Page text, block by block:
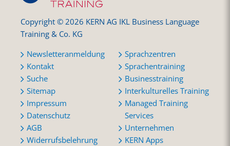
Copyright © 2026 KERN AG IKL Business Language
Training & Co. KG
Newsletteranmeldung
Kontakt
Suche
Sitemap
Impressum
Datenschutz
AGB
Widerrufsbelehrung
Sprachzentren
Sprachentraining
Businesstraining
Interkulturelles Training
Managed Training
Services
Unternehmen
KERN Apps